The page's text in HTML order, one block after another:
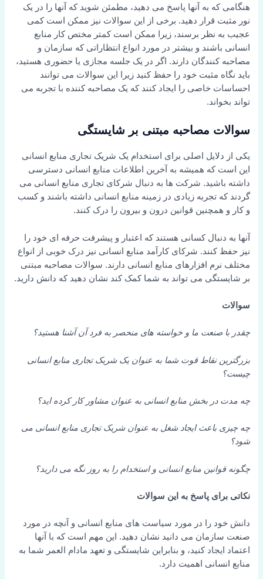
هنگامی که به آنها پاسخ می دهید، مطمئن شوید که آنها را در یک
نور مثبت قرار دهید. برخی از این سوالات نیز ممکن است کمی
عجیب به نظر برسند، زیرا ممکن است کمتر مختص کار منابع
انسانی باشند و بیشتر در مورد انواع انتظاراتی که سازمان و
مصاحبه کنندگان دارند. اگر در یک جلسه مجازی یا حضوری هستید،
باید نگاه مثبت خود را حفظ کنید زیرا این سوالات می توانند
احساسات خاصی را ایجاد کنند که یک مصاحبه کننده با تجربه می
تواند بخواند.
سوالات مصاحبه مبتنی بر شایستگی
یکی از دلایل اصلی برای استخدام یک شریک تجاری منابع انسانی
این است که همیشه به آخرین اطلاعات منابع انسانی دسترسی
داشته باشید. شرکت ها به دنبال شرکای تجاری منابع انسانی می
گردند که تجربه زیادی در زمینه منابع انسانی داشته باشند و کسب
و کار و همچنین قوانین درون و بیرون را درک کنند.
آنها به دنبال کسانی هستند که اعتبار و پیشرفت حرفه ای خود را
نیز حفظ کنند. شرکای کارآمد منابع انسانی نیز درک خوبی از انواع
مختلف نرم افزارهای منابع انسانی دارند. سوالات مصاحبه مبتنی
بر شایستگی می تواند به شما کمک کند نشان دهید که دانش دارید.
سوالات
چقدر با صنعت ما و خواسته های منحصر به فرد آن آشنا هستید؟
بزرگترین نقاط قوت شما به عنوان یک شریک تجاری منابع انسانی
چیست؟
چه مدت در بخش منابع انسانی به عنوان مشاور کار کرده اید؟
چه چیزی باعث ایجاد شغل به عنوان شریک تجاری منابع انسانی می
شود؟
چگونه قوانین منابع انسانی و استخدام را به روز نگه می دارید؟
نکاتی برای پاسخ به این سوالات
دانش خود را در مورد سیاست های منابع انسانی و آنچه در مورد
صنعت سازمان می دانید نشان دهید. این مهم است که با آنها
اعتماد ایجاد کنید، و بنابراین شایستگی و تعهد مادام العمر شما به
منابع انسانی اهمیت دارد.